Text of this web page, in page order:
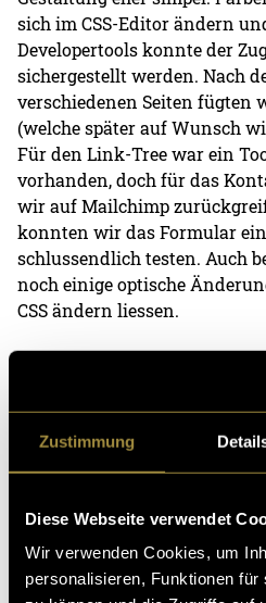
Zustimmung
Diese Webseite verwendet
Wir verwenden Cookies, um
personalisieren, Funktionen
sich im CSS-Editor ändern
Developertools konnte der
sichergestellt werden. Nach
verschiedenen Seiten fügten
(welche später auf Wunsch
Für den Link-Tree war ein
vorhanden, doch für das
wir auf Mailchimp
konnten wir das Formular
schlussendlich testen. Auch
noch einige optische
CSS ändern liessen.
Zu diesem Zeitpunkt war die
indexiert. Da ich zum ersten
auf erstellte, musste ich mich
über Google schlau machen.
behütete die Geheimnisse
wir uns einen Überblick über
einigen Tagen funktionierte
In der GSC fanden sich
Optimierung der Website, auf